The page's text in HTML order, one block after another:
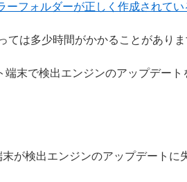
ーフォルダーが正しく作成されて
ては多少時間がかかることがあり
端末で検出エンジンのアップデー
末が検出エンジンのアップデートに